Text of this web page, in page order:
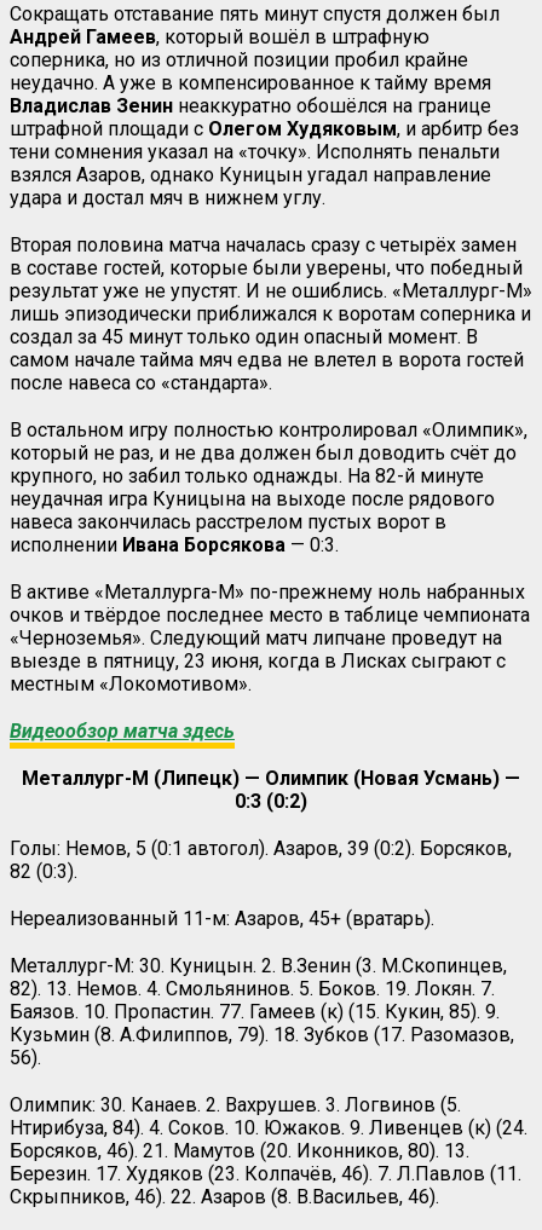
Сокращать отставание пять минут спустя должен был
Андрей Гамеев, который вошёл в штрафную
соперника, но из отличной позиции пробил крайне
неудачно. А уже в компенсированное к тайму время
Владислав Зенин неаккуратно обошёлся на границе
штрафной площади с Олегом Худяковым, и арбитр без
тени сомнения указал на «точку». Исполнять пенальти
взялся Азаров, однако Куницын угадал направление
удара и достал мяч в нижнем углу.
Вторая половина матча началась сразу с четырёх замен
в составе гостей, которые были уверены, что победный
результат уже не упустят. И не ошиблись. «Металлург-М»
лишь эпизодически приближался к воротам соперника и
создал за 45 минут только один опасный момент. В
самом начале тайма мяч едва не влетел в ворота гостей
после навеса со «стандарта».
В остальном игру полностью контролировал «Олимпик»,
который не раз, и не два должен был доводить счёт до
крупного, но забил только однажды. На 82-й минуте
неудачная игра Куницына на выходе после рядового
навеса закончилась расстрелом пустых ворот в
исполнении Ивана Борсякова — 0:3.
В активе «Металлурга-М» по-прежнему ноль набранных
очков и твёрдое последнее место в таблице чемпионата
«Черноземья». Следующий матч липчане проведут на
выезде в пятницу, 23 июня, когда в Лисках сыграют с
местным «Локомотивом».
Видеообзор матча здесь
Металлург-М (Липецк) — Олимпик (Новая Усмань) —
0:3 (0:2)
Голы: Немов, 5 (0:1 автогол). Азаров, 39 (0:2). Борсяков,
82 (0:3).
Нереализованный 11-м: Азаров, 45+ (вратарь).
Металлург-М: 30. Куницын. 2. В.Зенин (3. М.Скопинцев,
82). 13. Немов. 4. Смольянинов. 5. Боков. 19. Локян. 7.
Баязов. 10. Пропастин. 77. Гамеев (к) (15. Кукин, 85). 9.
Кузьмин (8. А.Филиппов, 79). 18. Зубков (17. Разомазов,
56).
Олимпик: 30. Канаев. 2. Вахрушев. 3. Логвинов (5.
Нтирибуза, 84). 4. Соков. 10. Южаков. 9. Ливенцев (к) (24.
Борсяков, 46). 21. Мамутов (20. Иконников, 80). 13.
Березин. 17. Худяков (23. Колпачёв, 46). 7. Л.Павлов (11.
Скрыпников, 46). 22. Азаров (8. В.Васильев, 46).